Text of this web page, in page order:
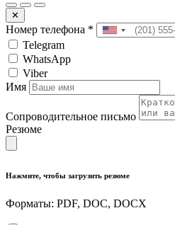
✕
Номер телефона *
Telegram
WhatsApp
Viber
Имя
Сопроводительное письмо
Резюме
Нажмите, чтобы загрузить резюме
Форматы: PDF, DOC, DOCX